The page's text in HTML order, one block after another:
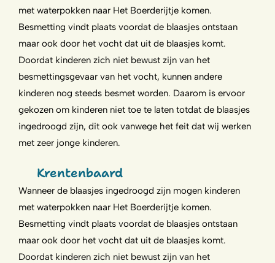
met waterpokken naar Het Boerderijtje komen.
Besmetting vindt plaats voordat de blaasjes ontstaan
maar ook door het vocht dat uit de blaasjes komt.
Doordat kinderen zich niet bewust zijn van het
besmettingsgevaar van het vocht, kunnen andere
kinderen nog steeds besmet worden. Daarom is ervoor
gekozen om kinderen niet toe te laten totdat de blaasjes
ingedroogd zijn, dit ook vanwege het feit dat wij werken
met zeer jonge kinderen.
Krentenbaard
Wanneer de blaasjes ingedroogd zijn mogen kinderen
met waterpokken naar Het Boerderijtje komen.
Besmetting vindt plaats voordat de blaasjes ontstaan
maar ook door het vocht dat uit de blaasjes komt.
Doordat kinderen zich niet bewust zijn van het